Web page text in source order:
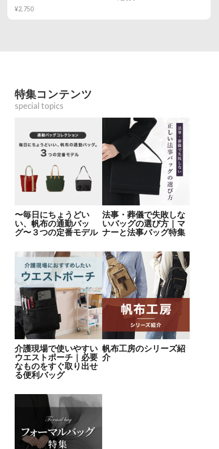
¥2,750
特集コンテンツ
special topics
〜毎日にちょうどい
い、帆布の通勤バッ
グ〜３つの定番モデル
法事・葬儀で失敗しな
いバッグの選び方｜マ
ナーと法事バッグ特集
介護現場で使いやすい
ウエストポーチ｜必要
なものをすぐ取り出せ
る便利バッグ
帆布工房のシリーズ紹
介